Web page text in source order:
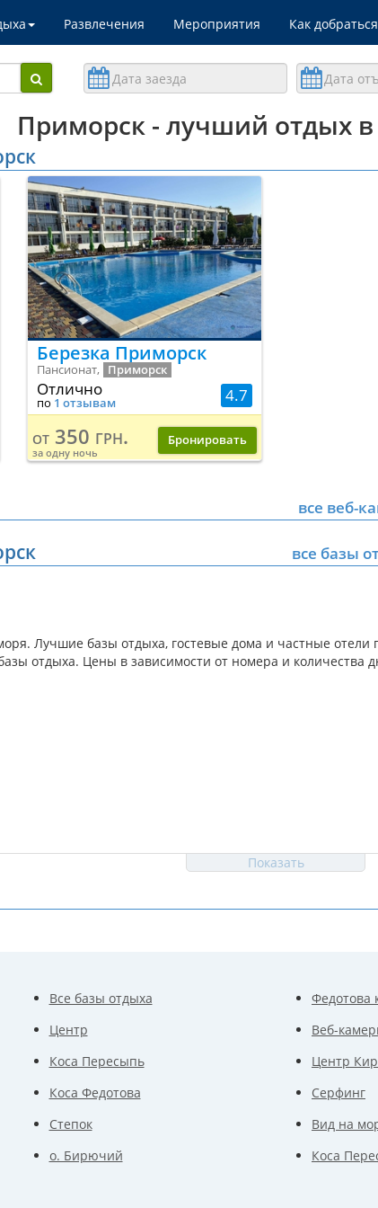
Развлечения Мероприятия Как добраться
Искать по названию
Приморск - лучший отдых
Березка Приморск
Пансионат, Приморск
4.7
Отлично
по 1 отзывам
от350 грн.
за одну ночь
Бронировать
все веб-
все базы
Лучшие базы отдыха, гостевые дома и частные
отдыха. Цены в зависимости от номера и количества
Показать
Все базы отдыха
Центр
Коса Пересыпь
Коса Федотова
Степок
о. Бирючий
Федотова
Веб-
Центр
Серфинг
Вид на
Коса